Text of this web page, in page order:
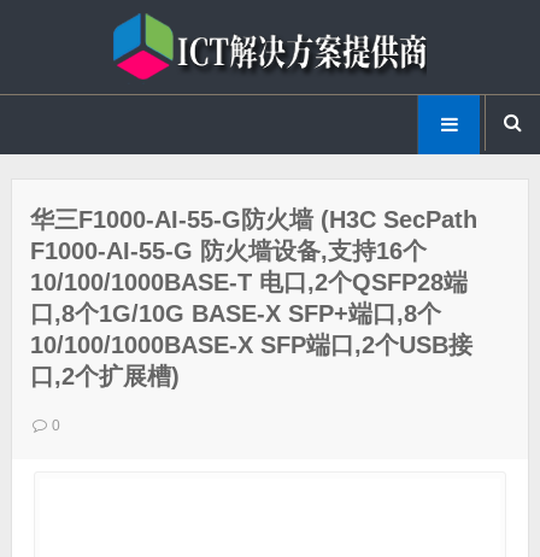
华三F1000-AI-55-G防火墙 (H3C SecPath
F1000-AI-55-G 防火墙设备,支持16个
10/100/1000BASE-T 电口,2个QSFP28端
口,8个1G/10G BASE-X SFP+端口,8个
10/100/1000BASE-X SFP端口,2个USB接
口,2个扩展槽)
0